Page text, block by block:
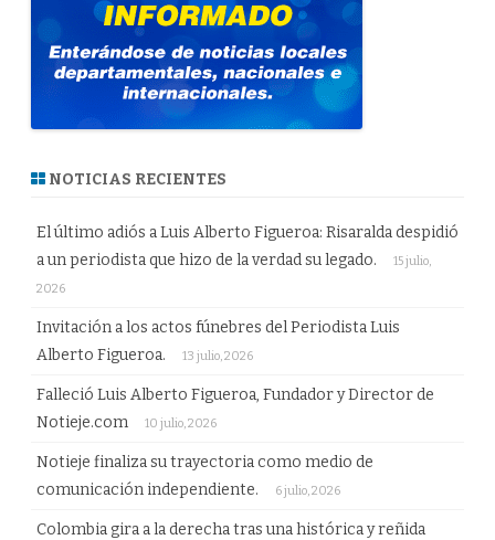
NOTICIAS RECIENTES
El último adiós a Luis Alberto Figueroa: Risaralda despidió
a un periodista que hizo de la verdad su legado.
15 julio,
2026
Invitación a los actos fúnebres del Periodista Luis
Alberto Figueroa.
13 julio, 2026
Falleció Luis Alberto Figueroa, Fundador y Director de
Notieje.com
10 julio, 2026
Notieje finaliza su trayectoria como medio de
comunicación independiente.
6 julio, 2026
Colombia gira a la derecha tras una histórica y reñida